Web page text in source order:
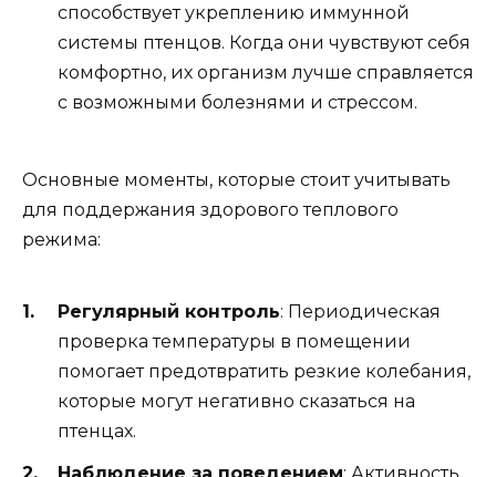
способствует укреплению иммунной
системы птенцов. Когда они чувствуют себя
комфортно, их организм лучше справляется
с возможными болезнями и стрессом.
Основные моменты, которые стоит учитывать
для поддержания здорового теплового
режима:
Регулярный контроль: Периодическая
проверка температуры в помещении
помогает предотвратить резкие колебания,
которые могут негативно сказаться на
птенцах.